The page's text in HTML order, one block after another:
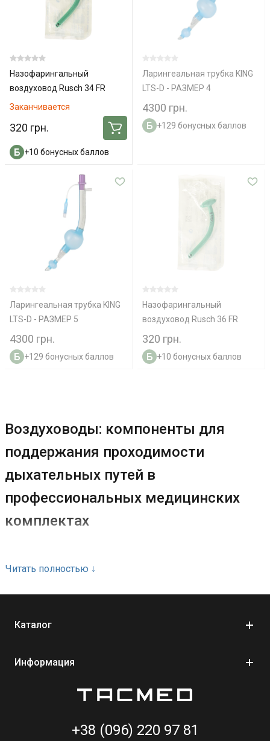
Назофарингальный
воздуховод Rusch 34 FR
Заканчивается
320 грн.
+10 бонусных баллов
Ларингеальная трубка KING
LTS-D - РАЗМЕР 4
4300 грн.
+129 бонусных баллов
Ларингеальная трубка KING
LTS-D - РАЗМЕР 5
4300 грн.
+129 бонусных баллов
Назофарингальный
воздуховод Rusch 36 FR
320 грн.
+10 бонусных баллов
Воздуховоды: компоненты для
поддержания проходимости
дыхательных путей в
профессиональных медицинских
комплектах
компоненты, которые используются для поддержания
совместимости с профессиональными медицинскими
и комплектов для работы в экстремальных условиях. В каталоге
использования в полевых и
мобильных медицинских наборах
доставкой по Украине.
Читать полностью ↓
Каталог
Информация
+38 (096) 220 97 81